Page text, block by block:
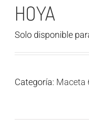
HOYA
Solo disponible
Categoría: Maceta